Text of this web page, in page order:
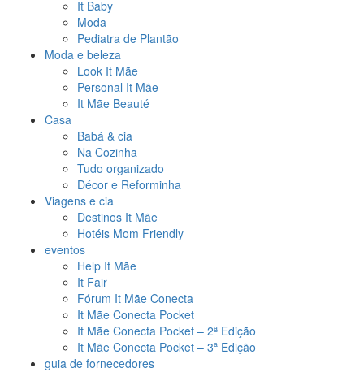
It Baby
Moda
Pediatra de Plantão
Moda e beleza
Look It Mãe
Personal It Mãe
It Mãe Beauté
Casa
Babá & cia
Na Cozinha
Tudo organizado
Décor e Reforminha
Viagens e cia
Destinos It Mãe
Hotéis Mom Friendly
eventos
Help It Mãe
It Fair
Fórum It Mãe Conecta
It Mãe Conecta Pocket
It Mãe Conecta Pocket – 2ª Edição
It Mãe Conecta Pocket – 3ª Edição
guia de fornecedores